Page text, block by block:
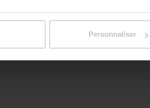
Personnaliser